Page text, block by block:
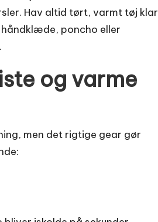
Hav altid tørt, varmt tøj klar
poncho eller
og varme
men det rigtige gear gør